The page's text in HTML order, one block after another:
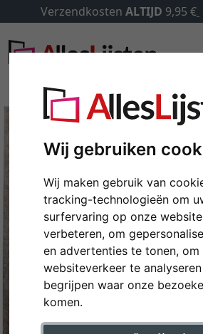
Wij gebruiken
Wij maken gebruik van
tracking-technologieën om
surfervaring op onze
verbeteren, om
en advertenties te tonen, om
websiteverkeer te
begrijpen waar onze
komen.
Verzendkosten ALTIJD 9,95 €
Terug